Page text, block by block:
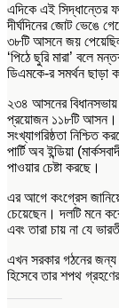
এদিকে এই সিদ্ধান্তের
দীর্ঘদিনের জোট ভেঙে
৩৮টি আসনে জয়
‘পিঠে ছুরি মারা’ বলে
ডিএমকে-র সমর্থন ছাড়া
২৩৪ আসনের
প্রয়োজন ১১৮টি আসন।
সংখ্যাগরিষ্ঠতা নিশ্চিত
পার্টি অব ইন্ডিয়া
পাওয়ার চেষ্টা করছে।
এর আগে কংগ্রেস
চেয়েছেন। দলটি মনে
এবং তারা চায় না যে
এখন সরকার গঠনের জন্য
হিসেবে তার শপথ